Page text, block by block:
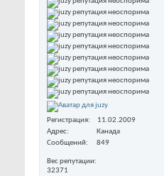
Регистрация
11.02.2009
Адрес
Канада
Сообщений
849
Вес репутации
32371